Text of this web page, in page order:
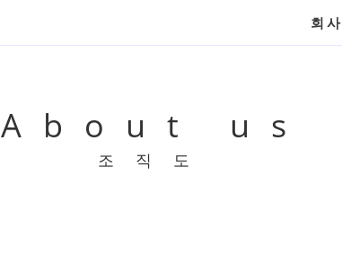
회
About us
조직도